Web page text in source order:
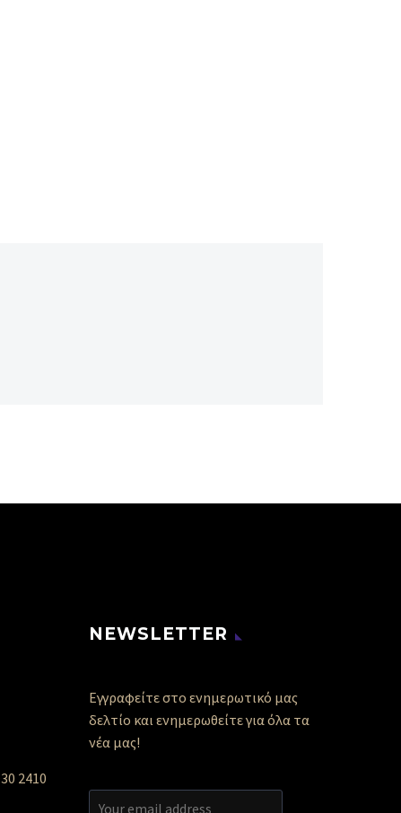
2410
NEWSLETTER
Εγγραφείτε στο ενημερωτικό μας
δελτίο και ενημερωθείτε για όλα τα
νέα μας!